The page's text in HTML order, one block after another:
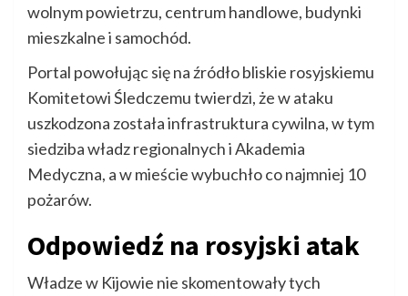
wolnym powietrzu, centrum handlowe, budynki
mieszkalne i samochód.
Portal powołując się na źródło bliskie rosyjskiemu
Komitetowi Śledczemu twierdzi, że w ataku
uszkodzona została infrastruktura cywilna, w tym
siedziba władz regionalnych i Akademia
Medyczna, a w mieście wybuchło co najmniej 10
pożarów.
Odpowiedź na rosyjski atak
Władze w Kijowie nie skomentowały tych